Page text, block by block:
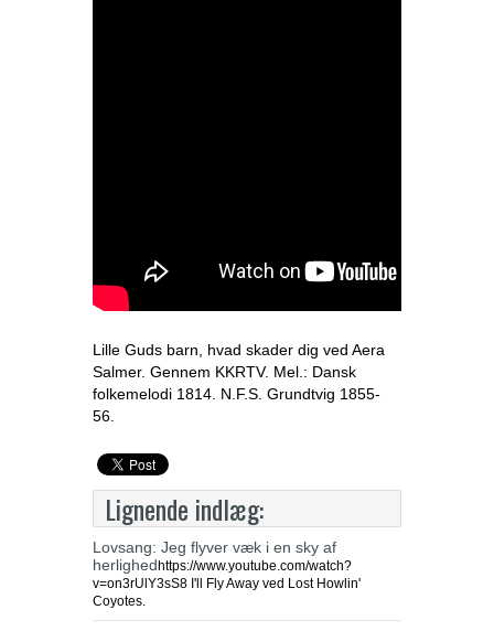
Lille Guds barn, hvad skader dig ved Aera
Salmer. Gennem KKRTV. Mel.: Dansk
folkemelodi 1814. N.F.S. Grundtvig 1855-
56.
Lignende indlæg:
Lovsang: Jeg flyver væk i en sky af
herlighedhttps://www.youtube.com/watch?
v=on3rUlY3sS8 I'll Fly Away ved Lost Howlin'
Coyotes.